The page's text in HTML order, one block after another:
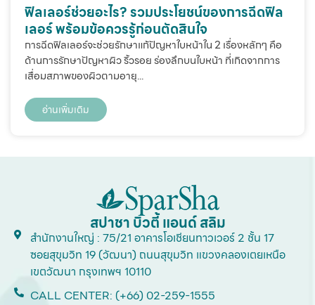
ฟิลเลอร์ช่วยอะไร? รวมประโยชน์ของการฉีดฟิล
เลอร์ พร้อมข้อควรรู้ก่อนตัดสินใจ
การฉีดฟิลเลอร์จะช่วยรักษาแก้ปัญหาใบหน้าใน 2 เรื่องหลักๆ คือ
ด้านการรักษาปัญหาผิว ริ้วรอย ร่องลึกบนใบหน้า ที่เกิดจากการ
เสื่อมสภาพของผิวตามอายุ...
อ่านเพิ่มเติม
สปาชา บิวตี้ แอนด์ สลิม
สำนักงานใหญ่ : 75/21 อาคารโอเชียนทาวเวอร์ 2 ชั้น 17
ซอยสุขุมวิท 19 (วัฒนา) ถนนสุขุมวิท แขวงคลองเตยเหนือ
เขตวัฒนา กรุงเทพฯ 10110
CALL CENTER: (+66) 02-259-1555